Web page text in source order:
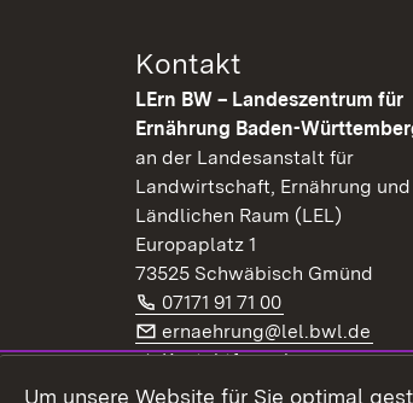
Kontakt
LErn BW – Landeszentrum für
Ernährung Baden-
an der Landesanstalt für
Landwirtschaft, Ernährung und
Ländlichen Raum (LEL)
Europaplatz 1
73525 Schwäbisch Gmünd
Telefon:
07171 91 71 00 (Öffnet in
E-Mail:
ernaehrung@lel.bwl.de
Kontaktformular
Extern:
LinkedIn (Öffnet in neuem
Um unsere Website für Sie optimal